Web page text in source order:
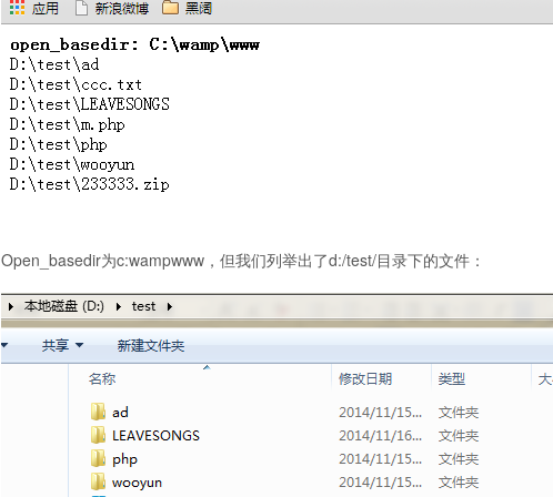
Open_basedir为c:wampwww，但我们列举出了d:/test/目录下的文件：